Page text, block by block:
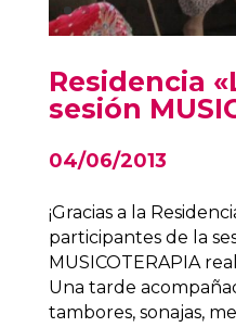
Residencia
sesión
04/06/2013
¡Gracias a la
participantes de la
MUSICOTERAPIA
Una tarde
tambores, sonajas,